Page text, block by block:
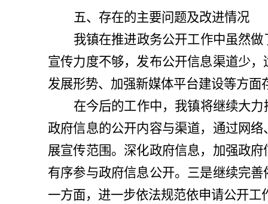
五、存在的主要问题及改进情况
我镇在推进政务公开工作中虽然
宣传力度不够，发布公开信息渠道少
发展形势、 加强新媒体平台建设等方面
在今后的工作中，我镇将继续大
政府信息的公开内容与渠道，通过网
展宣传范围。深化政府信息，加强政
有序参与政府信息公开。三是继续完
一方面，进一步依法规范依申请公开